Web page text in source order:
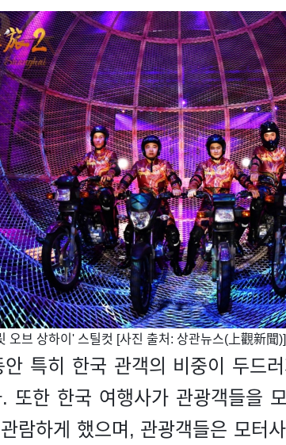
오브 상하이' 스틸컷 [사진 출처: 상관뉴스(上觀新聞)]
특히 한국 관객의 비중이 두드
또한 한국 여행사가 관광객들을
람하게 했으며, 관광객들은 모터